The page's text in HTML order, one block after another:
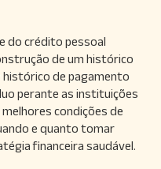
do crédito pessoal
de um histórico
de pagamento
perante as instituições
condições de
e quanto tomar
financeira saudável.